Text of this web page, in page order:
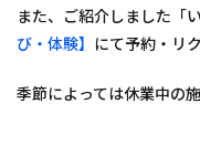
また、ご紹介しました「
び・体験】 にて予約・リ
季節によっては休業中の